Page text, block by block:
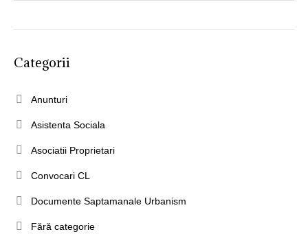
Categorii
Anunturi
Asistenta Sociala
Asociatii Proprietari
Convocari CL
Documente Saptamanale Urbanism
Fără categorie